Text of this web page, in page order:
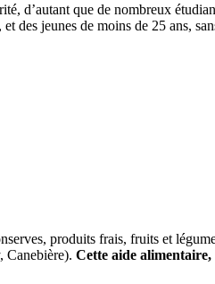
d’autant que de nombreux
des jeunes de moins de 25 ans,
produits frais, fruits et
Canebière). Cette aide alimentaire,